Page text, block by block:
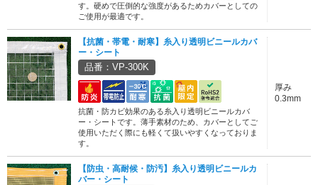
す。硬めで圧倒的な強度があるためカバーとしての
ご使用が最適です。
【抗菌・帯電・耐寒】糸入り透明ビニールカバ
ー・シート
品番：VP-300K
抗菌・防カビ効果のある糸入り透明ビニールカバ
ー・シートです。薄手素材のため、カバーとしてご
使用いただく際にも軽くて扱いやすくなっておりま
す。
厚み
0.3mm
【防虫・高耐候・防汚】糸入り透明ビニールカ
バー・シート